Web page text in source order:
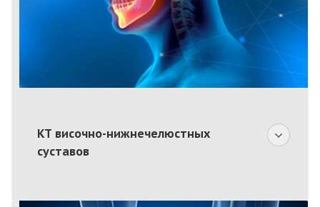
КТ височно-нижнечелюстных
суставов